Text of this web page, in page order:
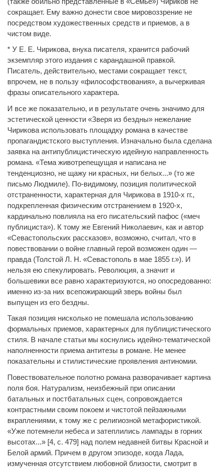
сокращает. Ему важно донести свое мировоззрение не
посредством художественных средств и приемов, а в
чистом виде.
* У Е. Е. Чирикова, внука писателя, хранится рабочий
экземпляр этого издания с карандашной правкой.
Писатель, действительно, местами сокращает текст,
впрочем, не в пользу «философствования», а вычеркивая
фразы описательного характера.
И все же показательно, и в результате очень значимо для
эстетической ценности «Зверя из бездны» нежелание
Чирикова использовать площадку романа в качестве
пропагандистского выступления. Изначально была сделана
заявка на антипублицистическую идейную направленность
романа. «Тема животрепещущая и написана не
тенденциозно, не щажу ни красных, ни белых...» (то же
письмо Людмиле). По-видимому, позиция политической
отстраненности, характерная для Чирикова в 1910-х гг.,
подкрепленная физическим отстранением в 1920-х,
кардинально повлияла на его писательский пафос («меч
публициста»). К тому же Евгений Николаевич, как и автор
«Севастопольских рассказов», возможно, считал, что в
повествовании о войне главный герой возможен один —
правда (Толстой Л. Н. «Севастополь в мае 1855 г.»). И
нельзя ею спекулировать. Революция, а значит и
большевики все равно характеризуются, но опосредованно:
именно из-за них всепожирающий зверь войны был
выпущен из его бездны.
Такая позиция нисколько не помешала использованию
формальных приемов, характерных для публицистического
стиля. В начале статьи мы коснулись идейно-тематической
наполненности приема антитезы в романе. Не менее
показательны и стилистические проявления антиномии.
Повествовательное полотно романа разворачивает картина
поля боя. Натурализм, неизбежный при описании
батальных и постбатальных сцен, сопровождается
контрастными своим покоем и чистотой пейзажными
вкраплениями, к тому же с религиозной метафористикой.
«Уже потемнели небеса и затеплились лампады в горних
высотах...» [4, с. 479] над полем недавней битвы Красной и
Белой армий. Причем в другом эпизоде, когда Лада,
измученная отсутствием любовной близости, смотрит в